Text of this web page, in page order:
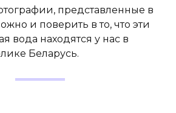
представленные в
и поверить в то, что эти
вода находятся у нас в
Беларусь.